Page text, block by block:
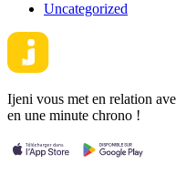
Uncategorized
Ijeni vous met en relation
en une minute chrono !